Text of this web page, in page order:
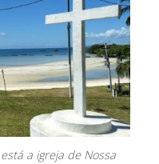
a igreja de Nossa